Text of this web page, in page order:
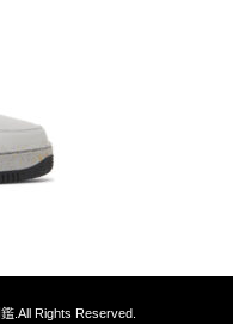
.All Rights Reserved.